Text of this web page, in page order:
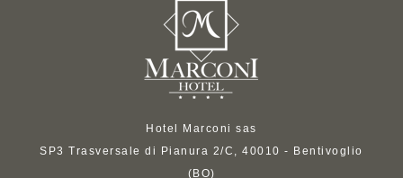
Hotel Marconi sas
SP3 Trasversale di Pianura 2/C, 40010 - Bentivoglio
(BO)